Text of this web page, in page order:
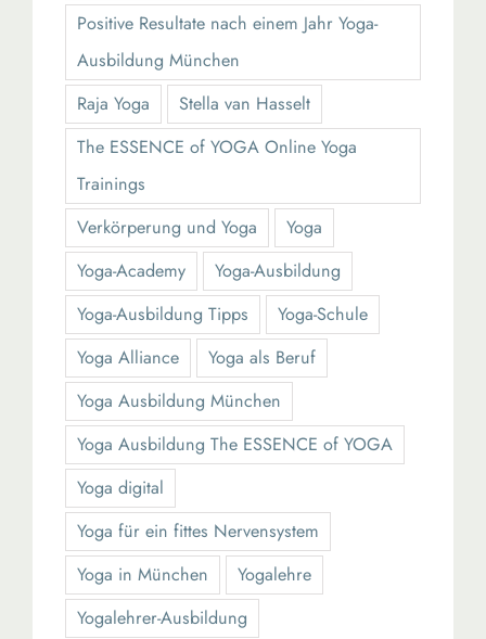
Positive Resultate nach einem Jahr Yoga-
Ausbildung München
Raja Yoga
Stella van Hasselt
The ESSENCE of YOGA Online Yoga
Trainings
Verkörperung und Yoga
Yoga
Yoga-Academy
Yoga-Ausbildung
Yoga-Ausbildung Tipps
Yoga-Schule
Yoga Alliance
Yoga als Beruf
Yoga Ausbildung München
Yoga Ausbildung The ESSENCE of YOGA
Yoga digital
Yoga für ein fittes Nervensystem
Yoga in München
Yogalehre
Yogalehrer-Ausbildung